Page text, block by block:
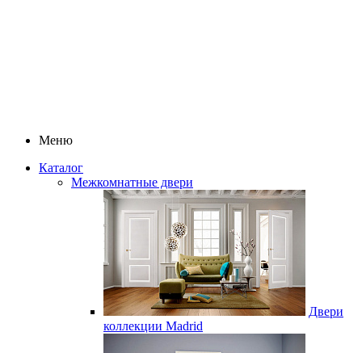
Меню
Каталог
Межкомнатные двери
Двери
коллекции Madrid